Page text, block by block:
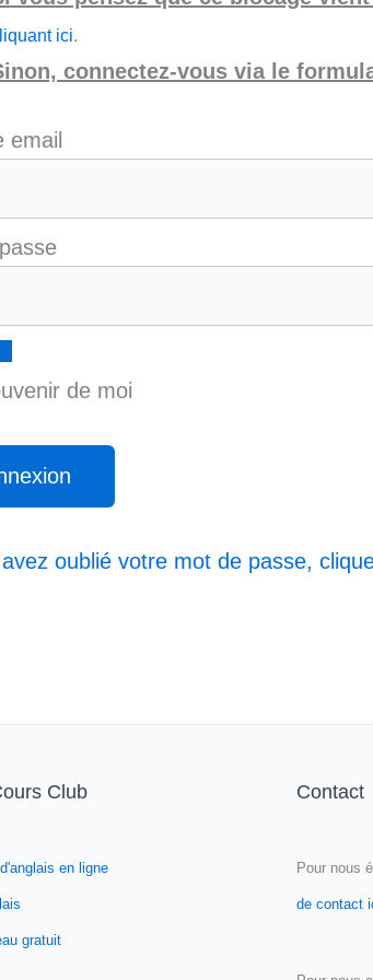
ici.
connectez-vous via le
email
de moi
oublié votre mot de passe,
Club
en ligne
gratuit
Contact
Pour nous
de contact